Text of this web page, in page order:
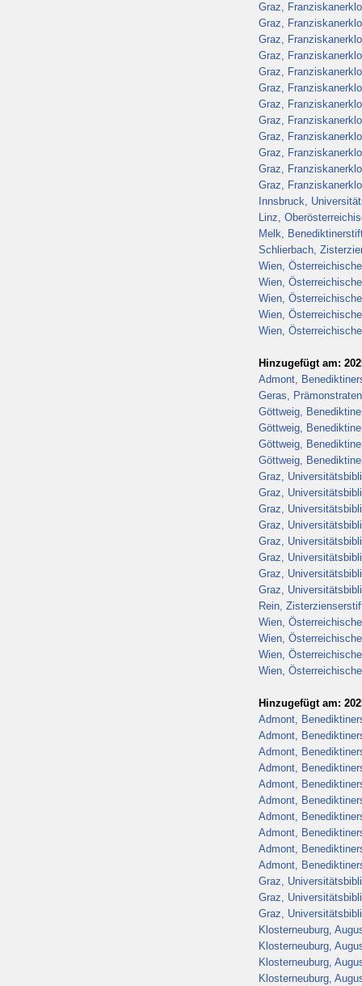
Graz,
Graz,
Graz,
Graz,
Graz,
Graz,
Graz,
Graz,
Graz,
Graz,
Graz,
Graz,
Innsbruck,
Linz,
Melk,
Schlierbach,
Wien,
Wien,
Wien,
Wien,
Wien,
Hinzugefügt am:
Admont,
Geras,
Göttweig,
Göttweig,
Göttweig,
Göttweig,
Graz,
Graz,
Graz,
Graz,
Graz,
Graz,
Graz,
Graz,
Rein,
Wien,
Wien,
Wien,
Wien,
Hinzugefügt am:
Admont,
Admont,
Admont,
Admont,
Admont,
Admont,
Admont,
Admont,
Admont,
Admont,
Graz,
Graz,
Graz,
Klosterneuburg,
Klosterneuburg,
Klosterneuburg,
Klosterneuburg,